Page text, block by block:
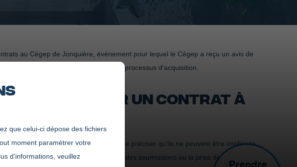
que celui-ci dépose des fichiers
moment paramétrer votre
d’informations, veuillez
au Cégep de Jonquière, événement pour lequel le Cégep a reçu un avis de
certains principes respectés dans le processus d'acquisition.
IL OBTENIR UN CONTRAT À
d'acquisition. Il est important de préciser qu'ils ne peuvent être impliqués
d'appel d'offres, l'évaluation des soumissions ou la prise de décisions.
Prendre